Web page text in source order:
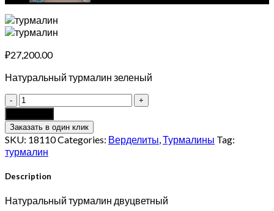
₽27,200.00
Натуральный турмалин зеленый
Натуральный
турмалин
1.81
карат
quantity
Заказать в один клик
SKU: 18110Categories: Верделиты,Турмалины Tag:
турмалин
Description
Натуральный турмалин двуцветный